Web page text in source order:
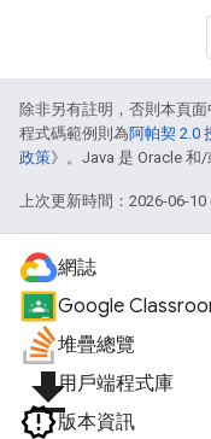
除非另有註明，否則本頁
程式碼範例則為阿帕契 2.0
政策》。Java 是 Oracle 和
上次更新時間：2026-06-10
網誌
Google
堆疊總覽
file_download用戶端程式庫
版本資訊